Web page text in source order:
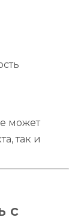
может
так и
с